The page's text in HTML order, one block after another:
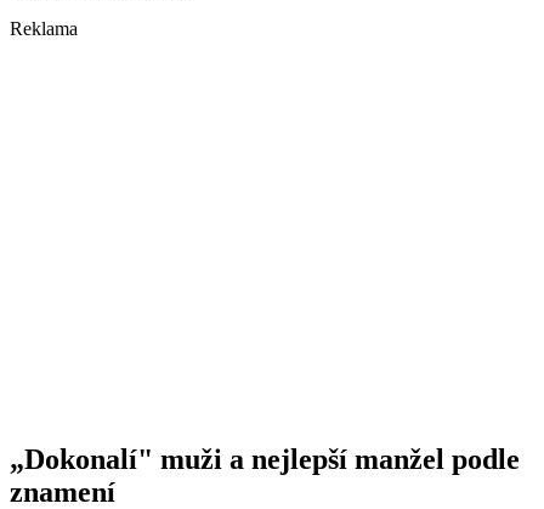
Reklama
„Dokonalí" muži a nejlepší manžel podle
znamení